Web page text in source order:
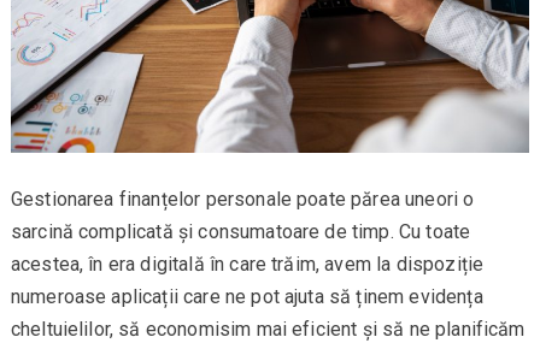
Gestionarea finanțelor personale poate părea uneori o
sarcină complicată și consumatoare de timp. Cu toate
acestea, în era digitală în care trăim, avem la dispoziție
numeroase aplicații care ne pot ajuta să ținem evidența
cheltuielilor, să economisim mai eficient și să ne planificăm